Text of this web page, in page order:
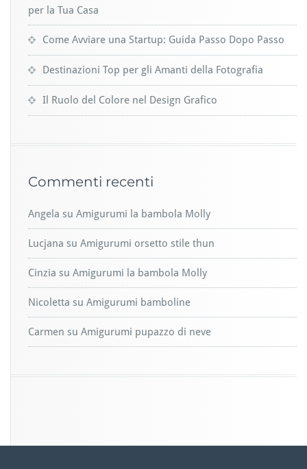
per la Tua Casa
Come Avviare una Startup: Guida Passo Dopo Passo
Destinazioni Top per gli Amanti della Fotografia
Il Ruolo del Colore nel Design Grafico
Commenti recenti
Angela su Amigurumi la bambola Molly
Lucjana su Amigurumi orsetto stile thun
Cinzia su Amigurumi la bambola Molly
Nicoletta su Amigurumi bamboline
Carmen su Amigurumi pupazzo di neve